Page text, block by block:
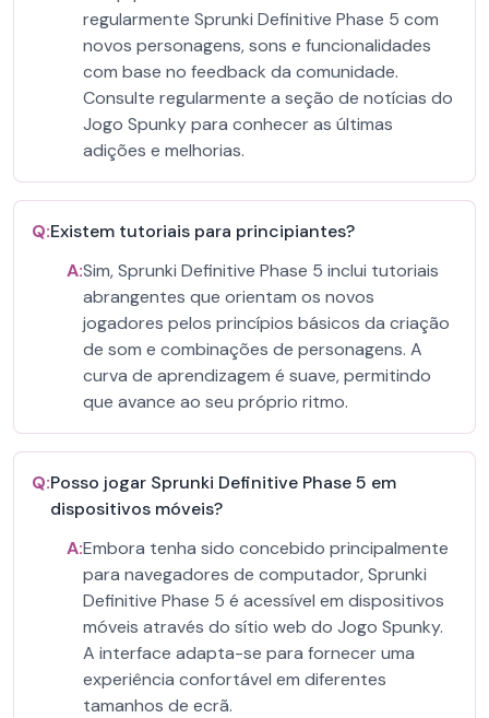
regularmente Sprunki Definitive Phase 5 com
novos personagens, sons e funcionalidades
com base no feedback da comunidade.
Consulte regularmente a seção de notícias do
Jogo Spunky para conhecer as últimas
adições e melhorias.
Q:Existem tutoriais para principiantes?
A:Sim, Sprunki Definitive Phase 5 inclui tutoriais
abrangentes que orientam os novos
jogadores pelos princípios básicos da criação
de som e combinações de personagens. A
curva de aprendizagem é suave, permitindo
que avance ao seu próprio ritmo.
Q:Posso jogar Sprunki Definitive Phase 5 em
dispositivos móveis?
A:Embora tenha sido concebido principalmente
para navegadores de computador, Sprunki
Definitive Phase 5 é acessível em dispositivos
móveis através do sítio web do Jogo Spunky.
A interface adapta-se para fornecer uma
experiência confortável em diferentes
tamanhos de ecrã.